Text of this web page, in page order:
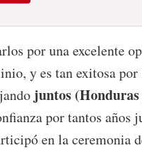
por una excelente
y es tan exitosa
juntos (Honduras
por tantos años
en la ceremonia